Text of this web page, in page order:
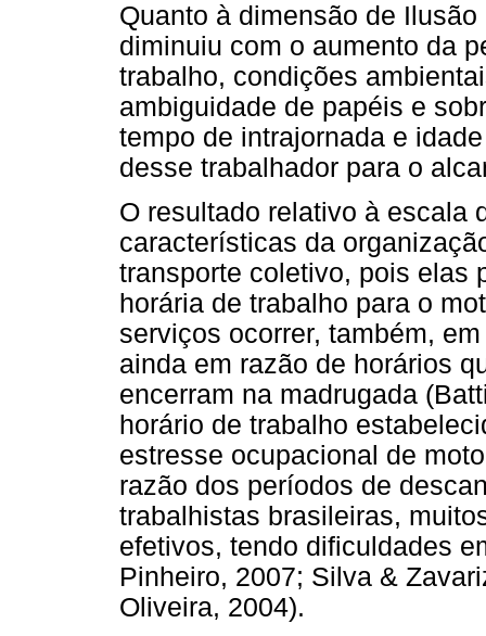
Quanto à dimensão de
diminuiu com o aumento da
trabalho, condições
ambiguidade de papéis e
tempo de intrajornada e
desse trabalhador para o
O resultado relativo à escala
características da
transporte coletivo, pois elas
horária de trabalho para o
serviços ocorrer, também,
ainda em razão de horários
encerram na madrugada
horário de trabalho
estresse ocupacional de
razão dos períodos de
trabalhistas brasileiras,
efetivos, tendo dificuldades
Pinheiro, 2007; Silva &
Oliveira, 2004).